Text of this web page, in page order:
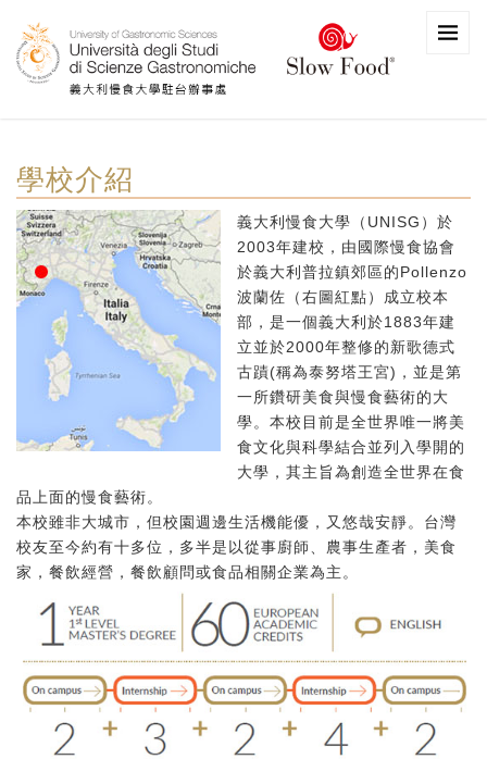
學校介紹
義大利慢食大學（UNISG）於
2003年建校，由國際慢食協會
於義大利普拉鎮郊區的Pollenzo
波蘭佐（右圖紅點）成立校本
部，是一個義大利於1883年建
立並於2000年整修的新歌德式
古蹟(稱為泰努塔王宮)，並是第
一所鑽研美食與慢食藝術的大
學。本校目前是全世界唯一將美
食文化與科學結合並列入學開的
大學，其主旨為創造全世界在食
品上面的慢食藝術。
本校雖非大城市，但校園週邊生活機能優，又悠哉安靜。台灣
校友至今約有十多位，多半是以從事廚師、農事生產者，美食
家，餐飲經營，餐飲顧問或食品相關企業為主。